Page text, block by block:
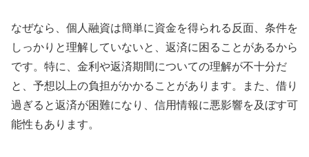
なぜなら、個人融資は簡単に資金を得られる反面、条件を
しっかりと理解していないと、返済に困ることがあるから
です。特に、金利や返済期間についての理解が不十分だ
と、予想以上の負担がかかることがあります。また、借り
過ぎると返済が困難になり、信用情報に悪影響を及ぼす可
能性もあります。